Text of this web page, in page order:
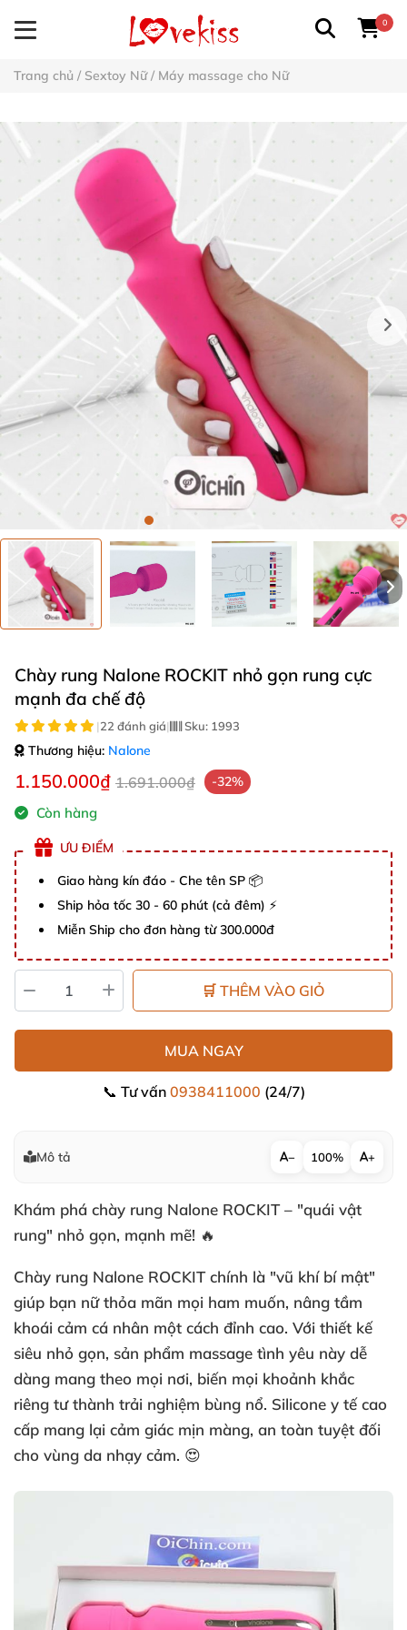
0
Trang chủ / Sextoy Nữ/ Máy massage cho Nữ
Chày rung Nalone ROCKIT nhỏ gọn rung cực
mạnh đa chế độ
|22 đánh giá| Sku: 1993
Thương hiệu: Nalone
1.150.000₫ 1.691.000₫ -32%
Còn hàng
ƯU ĐIỂM
Giao hàng kín đáo - Che tên SP 📦
Ship hỏa tốc 30 - 60 phút (cả đêm) ⚡
Miễn Ship cho đơn hàng từ 300.000đ
🛒 THÊM VÀO GIỎ
MUA NGAY
📞 Tư vấn 0938411000 (24/7)
Mô tả − 100% +
Khám phá chày rung Nalone ROCKIT – "quái vật
rung" nhỏ gọn, mạnh mẽ! 🔥
Chày rung Nalone ROCKIT chính là "vũ khí bí mật"
giúp bạn nữ thỏa mãn mọi ham muốn, nâng tầm
khoái cảm cá nhân một cách đỉnh cao. Với thiết kế
siêu nhỏ gọn, sản phẩm massage tình yêu này dễ
dàng mang theo mọi nơi, biến mọi khoảnh khắc
riêng tư thành trải nghiệm bùng nổ. Silicone y tế cao
cấp mang lại cảm giác mịn màng, an toàn tuyệt đối
cho vùng da nhạy cảm. 😍